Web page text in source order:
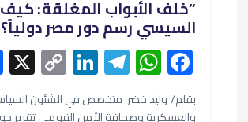
​”خلف الأبواب المغلقة:
السيسي رسم دور مصر
F
ac
W
h
T
el
Li
n
C
oبقلم/ وليد خضر متخصص في الشئون
والعسكرية وصحافة الأمن القومي تقرير